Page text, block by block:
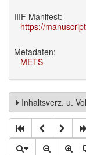
IIIF Manifest:
https://
Metadaten:
METS
Inhaltsverz. u.